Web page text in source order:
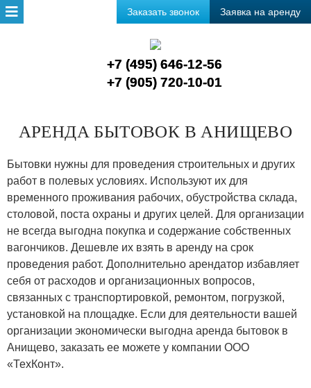
+7 (495) 646-12-56
+7 (905) 720-10-01
Заказать звонок Заявка на аренду
АРЕНДА БЫТОВОК В АНИЩЕВО
Бытовки нужны для проведения строительных и других
работ в полевых условиях. Используют их для
временного проживания рабочих, обустройства склада,
столовой, поста охраны и других целей. Для организации
не всегда выгодна покупка и содержание собственных
вагончиков. Дешевле их взять в аренду на срок
проведения работ. Дополнительно арендатор избавляет
себя от расходов и организационных вопросов,
связанных с транспортировкой, ремонтом, погрузкой,
установкой на площадке. Если для деятельности вашей
организации экономически выгодна аренда бытовок в
Анищево, заказать ее можете у компании ООО
«ТехКонт».